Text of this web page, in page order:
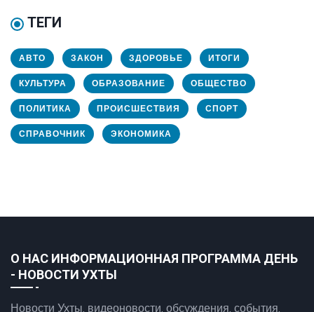
ТЕГИ
АВТО ЗАКОН ЗДОРОВЬЕ ИТОГИ
КУЛЬТУРА ОБРАЗОВАНИЕ ОБЩЕСТВО
ПОЛИТИКА ПРОИСШЕСТВИЯ СПОРТ
СПРАВОЧНИК ЭКОНОМИКА
О НАС ИНФОРМАЦИОННАЯ ПРОГРАММА ДЕНЬ
- НОВОСТИ УХТЫ
Новости Ухты, видеоновости, обсуждения, события.